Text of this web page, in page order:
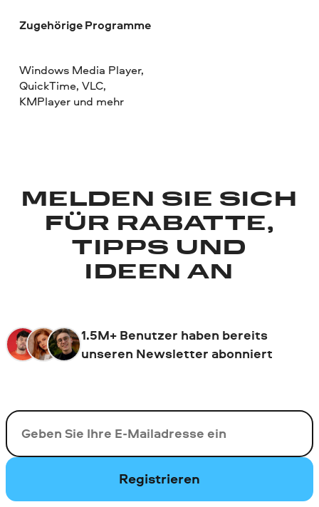
Zugehörige Programme
Windows Media Player,
QuickTime, VLC,
KMPlayer und mehr
MELDEN SIE SICH
FÜR RABATTE,
TIPPS UND
IDEEN AN
1.5M+ Benutzer haben bereits
unseren Newsletter abonniert
Ihre E-Mail-Addresse
Registrieren